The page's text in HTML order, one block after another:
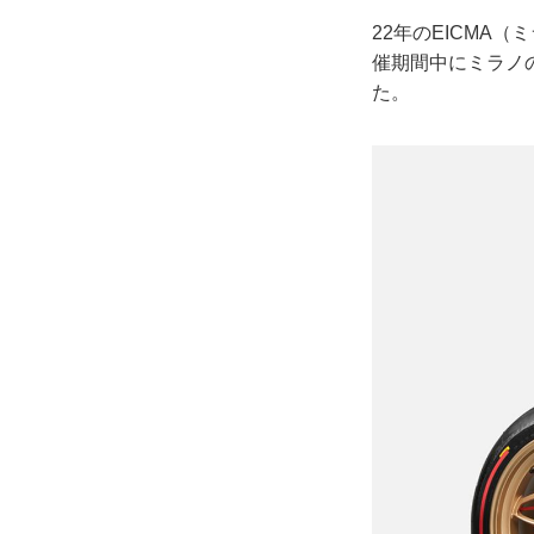
22年のEICMA（
催期間中にミラノ
た。